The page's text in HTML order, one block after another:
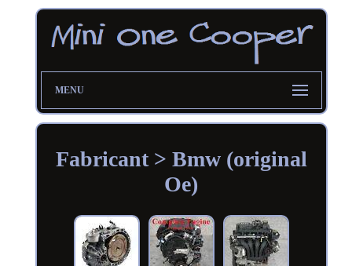
MENU
Fabricant > Bmw (original
Oe)